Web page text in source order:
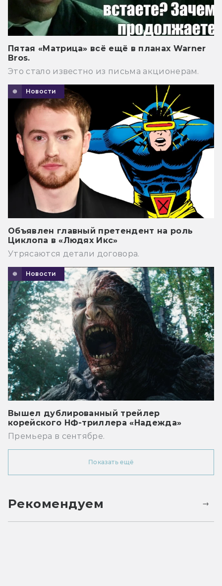
Пятая «Матрица» всё ещё в планах Warner
Bros.
Это стало известно из письма акционерам.
Новости
Объявлен главный претендент на роль
Циклопа в «Людях Икс»
Утрясаются детали договора.
Новости
Вышел дублированный трейлер
корейского НФ-триллера «Надежда»
Премьера в сентябре.
Показать ещё
Рекомендуем